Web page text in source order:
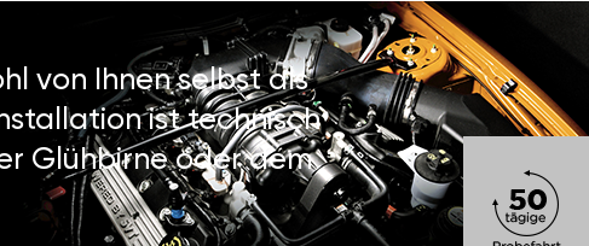
von Ihnen selbst als
ist technisch
Glühbirne oder dem